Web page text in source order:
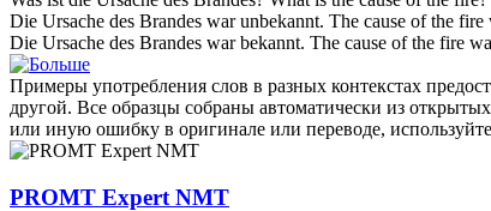
Die Ursache des Brandes war unbekannt. The cause of the fire
Die Ursache des Brandes war bekannt. The cause of the fire
Примеры употребления слов в разных контекстах
другой. Все образцы собраны автоматически из
или иную ошибку в оригинале или переводе,
PROMT Expert NMT